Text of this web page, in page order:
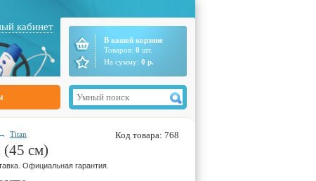
кабинет
В вашей корзине
Товаров: 0 шт.
На сумму: 0 р.
Код товара: 768
Titan
(45 см)
Официальная гарантия.